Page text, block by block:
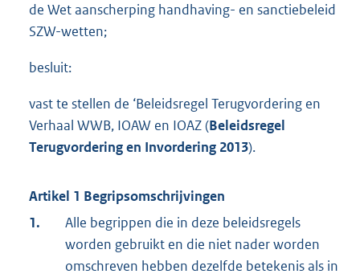
de Wet aanscherping handhaving- en sanctiebeleid
SZW-wetten;
besluit:
vast te stellen de ‘Beleidsregel Terugvordering en
Verhaal WWB, IOAW en IOAZ (Beleidsregel
Terugvordering en Invordering 2013).
Artikel 1 Begripsomschrijvingen
1.
Alle begrippen die in deze beleidsregels
worden gebruikt en die niet nader worden
omschreven hebben dezelfde betekenis als in